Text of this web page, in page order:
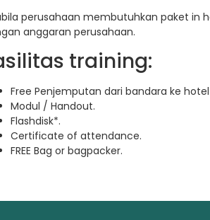
perusahaan membutuhkan paket in
anggaran perusahaan.
training:
Free Penjemputan dari bandara ke
Modul / Handout.
Flashdisk*.
Certificate of attendance.
FREE Bag or bagpacker.